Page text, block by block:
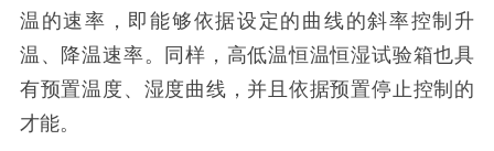
温的速率，即能够依据设定的曲线的斜率控制升
温、降温速率。同样，高低温恒温恒湿试验箱也具
有预置温度、湿度曲线，并且依据预置停止控制的
才能。